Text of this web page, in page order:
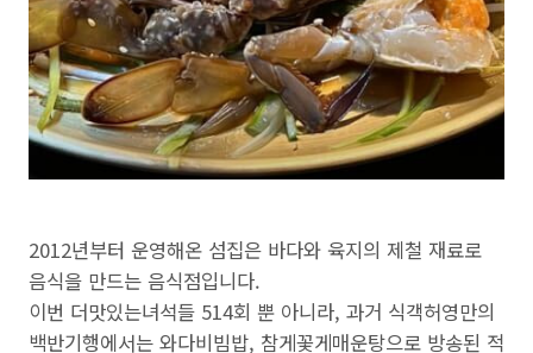
2012년부터 운영해온 섬집은 바다와 육지의 제철 재료로
음식을 만드는 음식점입니다.
이번 더맛있는녀석들 514회 뿐 아니라, 과거 식객허영만의
백반기행에서는 와다비빔밥, 참게꽃게매운탕으로 방송된 적